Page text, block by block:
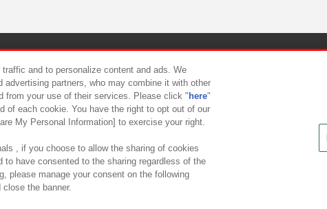
供について カスタマーハラスメント対応方針
and to personalize content and ads. We
partners, who may combine it with other
from your use of their services. Please click " here"
of each cookie. You have the right to opt out of our
My Personal Information] to exercise your right.
, if you choose to allow the sharing of cookies
to have consented to the sharing regardless of the
please manage your consent on the following
the banner.